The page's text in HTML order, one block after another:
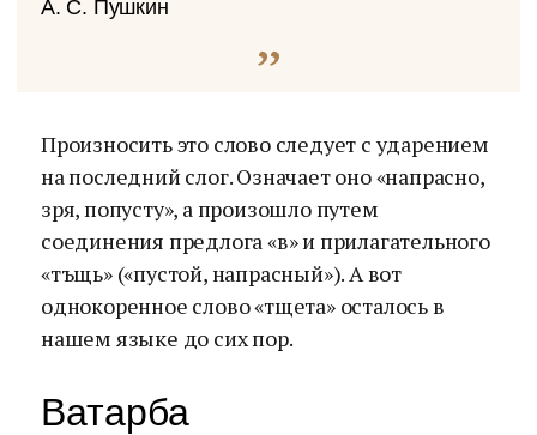
А. С. Пушкин
Произносить это слово следует с ударением
на последний слог. Означает оно «напрасно,
зря, попусту», а произошло путем
соединения предлога «в» и прилагательного
«тъщь» («пустой, напрасный»). А вот
однокоренное слово «тщета» осталось в
нашем языке до сих пор.
Ватарба